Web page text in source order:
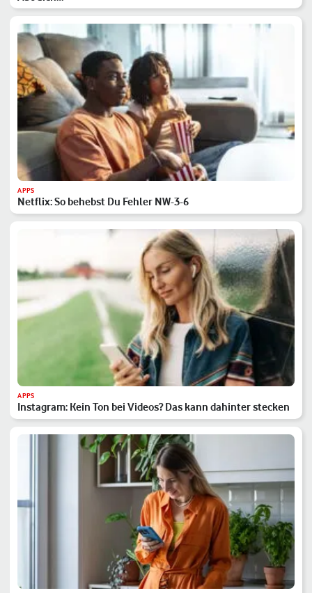
APPS
Netflix: So behebst Du Fehler NW-3-6
APPS
Instagram: Kein Ton bei Videos? Das kann dahinter stecken